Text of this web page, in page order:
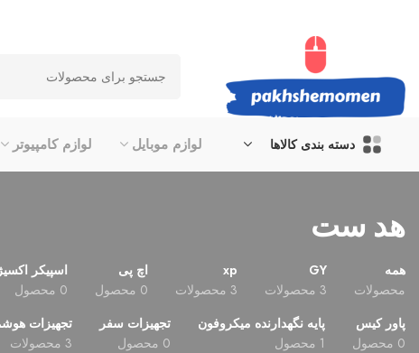
دسته بندی کالاها لوازم موبایل لوازم کامپیوتر
هد ست
همه
محصولات
GY
3 محصولات
xp
3 محصولات
اچ پی
0 محصول
اسپیکر
0 محصول
پاور کیس
0 محصول
پایه نگهدارنده میکروفون
1 محصول
تجهیزات سفر
0 محصول
تجهیزات
3 محصولات